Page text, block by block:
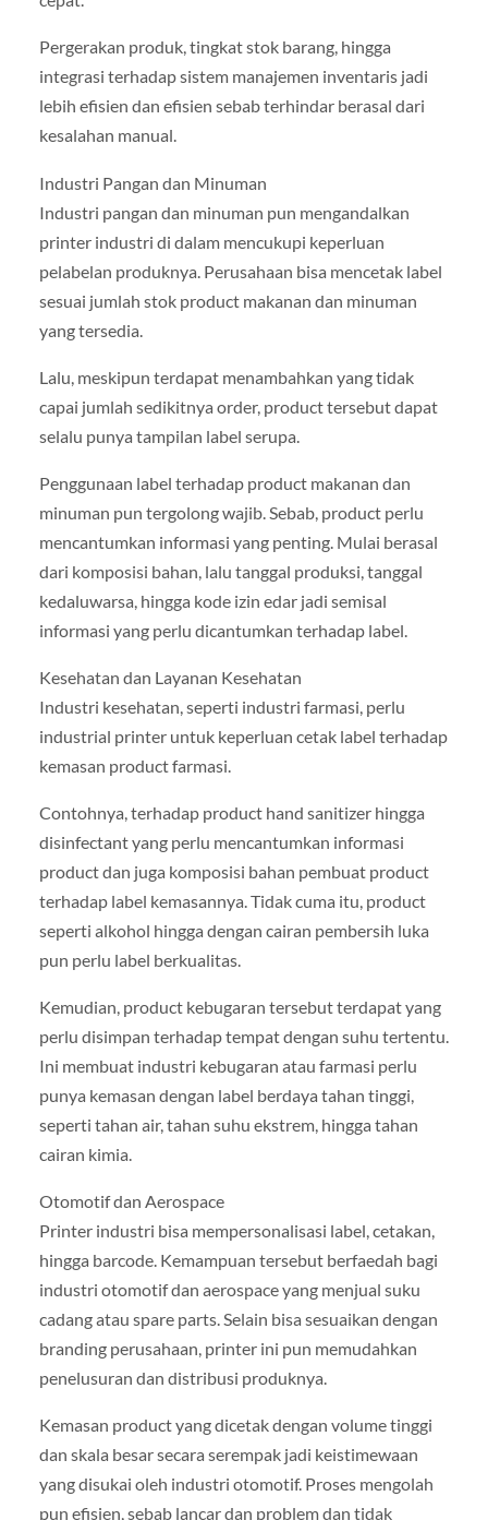
Pergerakan produk, tingkat stok barang, hingga
integrasi terhadap sistem manajemen inventaris jadi
lebih efisien dan efisien sebab terhindar berasal dari
kesalahan manual.
Industri Pangan dan Minuman
Industri pangan dan minuman pun mengandalkan
printer industri di dalam mencukupi keperluan
pelabelan produknya. Perusahaan bisa mencetak label
sesuai jumlah stok product makanan dan minuman
yang tersedia.
Lalu, meskipun terdapat menambahkan yang tidak
capai jumlah sedikitnya order, product tersebut dapat
selalu punya tampilan label serupa.
Penggunaan label terhadap product makanan dan
minuman pun tergolong wajib. Sebab, product perlu
mencantumkan informasi yang penting. Mulai berasal
dari komposisi bahan, lalu tanggal produksi, tanggal
kedaluwarsa, hingga kode izin edar jadi semisal
informasi yang perlu dicantumkan terhadap label.
Kesehatan dan Layanan Kesehatan
Industri kesehatan, seperti industri farmasi, perlu
industrial printer untuk keperluan cetak label terhadap
kemasan product farmasi.
Contohnya, terhadap product hand sanitizer hingga
disinfectant yang perlu mencantumkan informasi
product dan juga komposisi bahan pembuat product
terhadap label kemasannya. Tidak cuma itu, product
seperti alkohol hingga dengan cairan pembersih luka
pun perlu label berkualitas.
Kemudian, product kebugaran tersebut terdapat yang
perlu disimpan terhadap tempat dengan suhu tertentu.
Ini membuat industri kebugaran atau farmasi perlu
punya kemasan dengan label berdaya tahan tinggi,
seperti tahan air, tahan suhu ekstrem, hingga tahan
cairan kimia.
Otomotif dan Aerospace
Printer industri bisa mempersonalisasi label, cetakan,
hingga barcode. Kemampuan tersebut berfaedah bagi
industri otomotif dan aerospace yang menjual suku
cadang atau spare parts. Selain bisa sesuaikan dengan
branding perusahaan, printer ini pun memudahkan
penelusuran dan distribusi produknya.
Kemasan product yang dicetak dengan volume tinggi
dan skala besar secara serempak jadi keistimewaan
yang disukai oleh industri otomotif. Proses mengolah
pun efisien, sebab lancar dan problem dan tidak